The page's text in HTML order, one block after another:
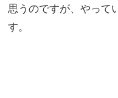
思うのですが、やって
す。